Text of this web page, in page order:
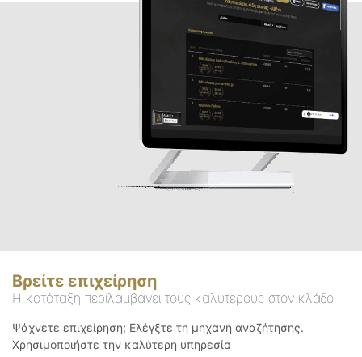
Βρείτε επιχείρηση
Η κατάταξη περιλαμβάνει τους καλύτερους στον κλάδο
Ψάχνετε επιχείρηση; Ελέγξτε τη μηχανή αναζήτησης.
Χρησιμοποιήστε την καλύτερη υπηρεσία